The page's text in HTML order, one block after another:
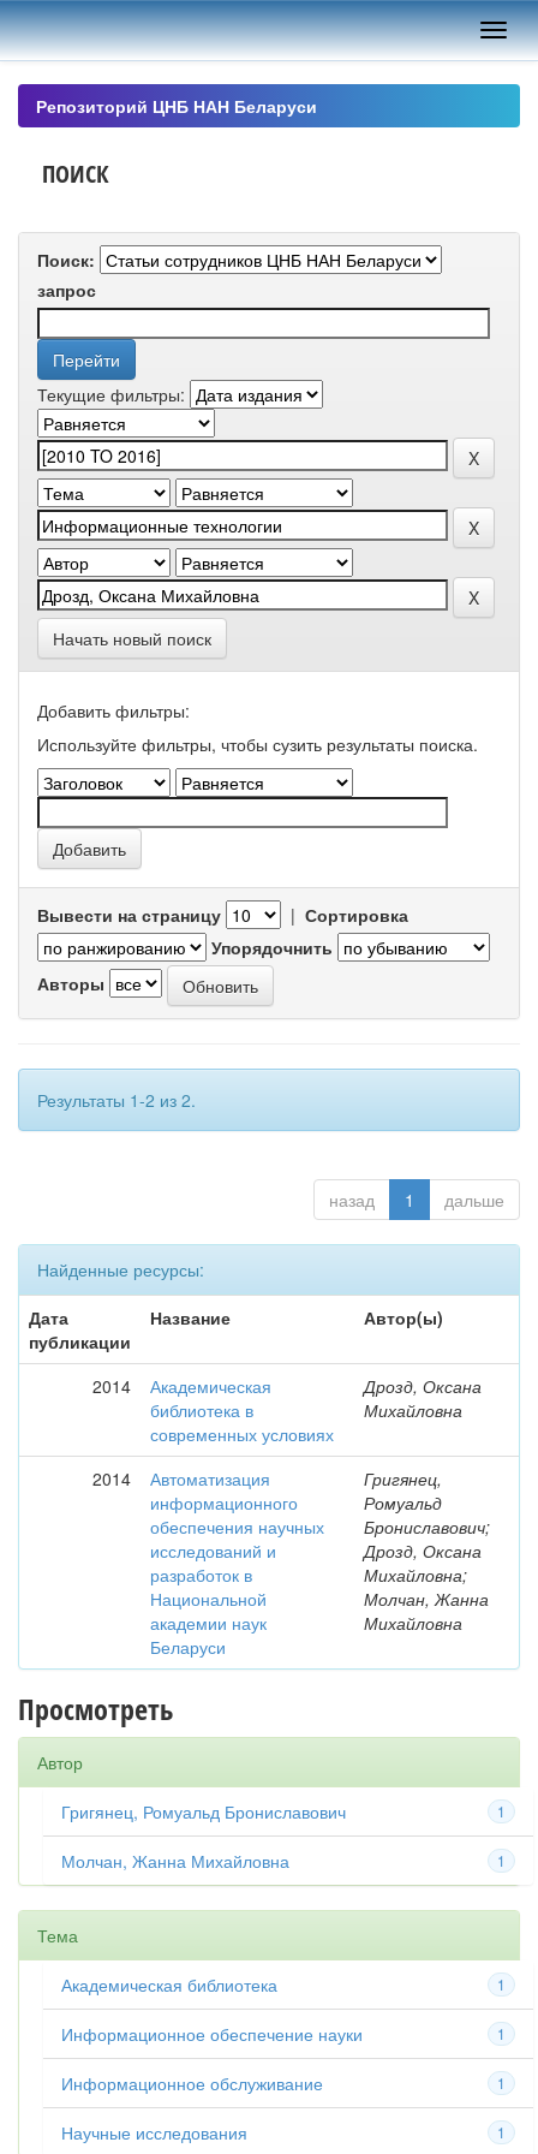
Skip
navigation
Репозиторий ЦНБ НАН Беларуси
ПОИСК
Поиск:
запрос
Текущие фильтры:
Начать новый поиск
Добавить фильтры:
Используйте фильтры, чтобы сузить результаты поиска.
Вывести на страницу | Сортировка
Упорядочнить
Авторы
Результаты 1-2 из 2.
назад 1 дальше
Найденные ресурсы:
Дата
публикации
Название Автор(ы)
2014
Академическая
библиотека в
современных условиях
Дрозд, Оксана
Михайловна
2014
Автоматизация
информационного
обеспечения научных
исследований и
разработок в
Национальной
академии наук
Беларуси
Григянец,
Ромуальд
Брониславович;
Дрозд, Оксана
Михайловна;
Молчан, Жанна
Михайловна
Просмотреть
Автор
1
Григянец, Ромуальд Брониславович
1
Молчан, Жанна Михайловна
Тема
1
Академическая библиотека
1
Информационное обеспечение науки
1
Информационное обслуживание
1
Научные исследования